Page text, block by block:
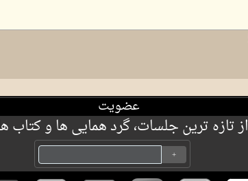
عضویت
ترین جلسات، گرد همایی ها و کتاب